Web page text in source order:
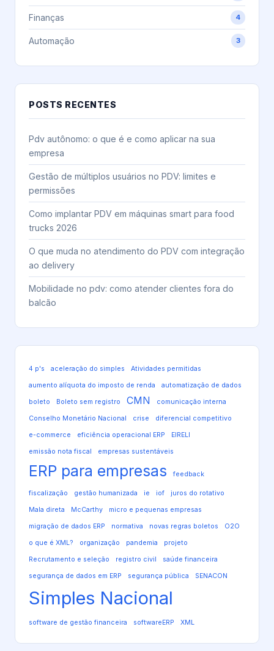
Finanças 4
Automação 3
POSTS RECENTES
Pdv autônomo: o que é e como aplicar na sua
empresa
Gestão de múltiplos usuários no PDV: limites e
permissões
Como implantar PDV em máquinas smart para food
trucks 2026
O que muda no atendimento do PDV com integração
ao delivery
Mobilidade no pdv: como atender clientes fora do
balcão
4 p's aceleração do simples Atividades permitidas
aumento alíquota do imposto de renda automatização de dados
boleto Boleto sem registro CMN comunicação interna
Conselho Monetário Nacional crise diferencial competitivo
e-commerce eficiência operacional ERP EIRELI
emissão nota fiscal empresas sustentáveis
ERP para empresas feedback
fiscalização gestão humanizada ie iof juros do rotativo
Mala direta McCarthy micro e pequenas empresas
migração de dados ERP normativa novas regras boletos O2O
o que é XML? organização pandemia projeto
Recrutamento e seleção registro civil saúde financeira
segurança de dados em ERP segurança pública SENACON
Simples Nacional
software de gestão financeira softwareERP XML